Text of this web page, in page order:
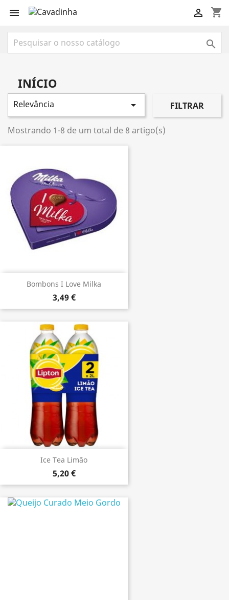
 shopping_cart


INÍCIO
Relevância  FILTRAR
Mostrando 1-8 de um total de 8 artigo(s)
Bombons I Love Milka
3,49 €
Ice Tea Limão
5,20 €